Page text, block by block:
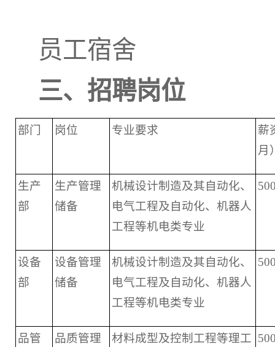
员工宿舍
三、招聘岗位
部门 岗位 专业要求
薪
月
生产
部
生产管理
储备
机械设计制造及其自动化、
电气工程及自动化、机器人
工程等机电类专业
设备
部
设备管理
储备
机械设计制造及其自动化、
电气工程及自动化、机器人
工程等机电类专业
品管
品质管理
材料成型及控制工程等理工